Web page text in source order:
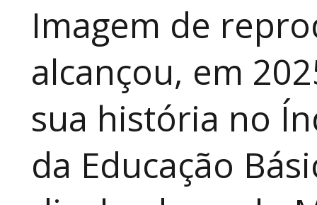
Imagem de
alcançou, em
sua história no
da Educação